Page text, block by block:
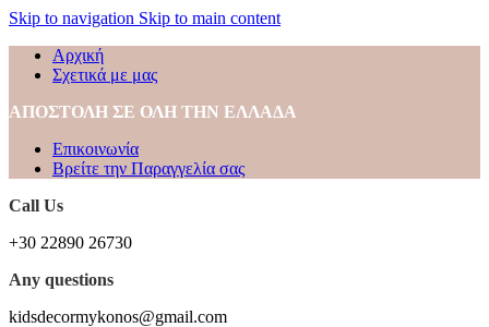
Skip to navigation Skip to main content
Αρχική
Σχετικά με μας
ΑΠΟΣΤΟΛΗ ΣΕ ΟΛΗ ΤΗΝ ΕΛΛΑΔΑ
Επικοινωνία
Βρείτε την Παραγγελία σας
Call Us
+30 22890 26730
Any questions
kidsdecormykonos@gmail.com